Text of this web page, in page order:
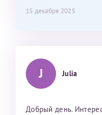
15 декабря 2025
J Julia
Добрый день.